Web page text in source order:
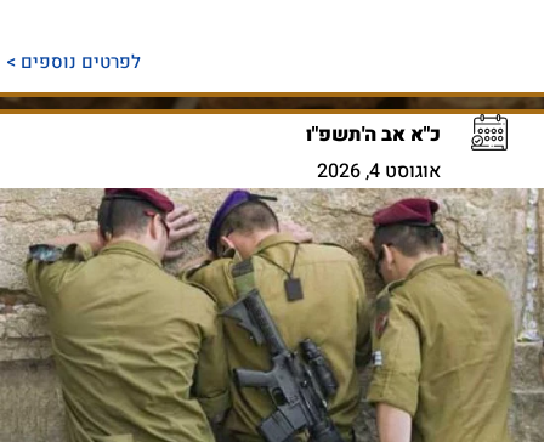
לפרטים נוספים >
כ"א אב ה'תשפ"ו
אוגוסט 4, 2026